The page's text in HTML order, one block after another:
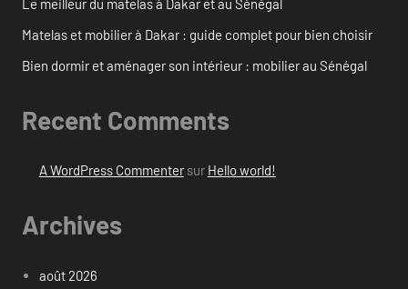
Le meilleur du matelas à Dakar et au Sénégal
Matelas et mobilier à Dakar : guide complet pour bien choisir
Bien dormir et aménager son intérieur : mobilier au Sénégal
Recent Comments
A WordPress Commentersur Hello world!
Archives
août 2026